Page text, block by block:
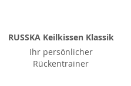
RUSSKA Keilkissen Klassik
Ihr persönlicher
Rückentrainer